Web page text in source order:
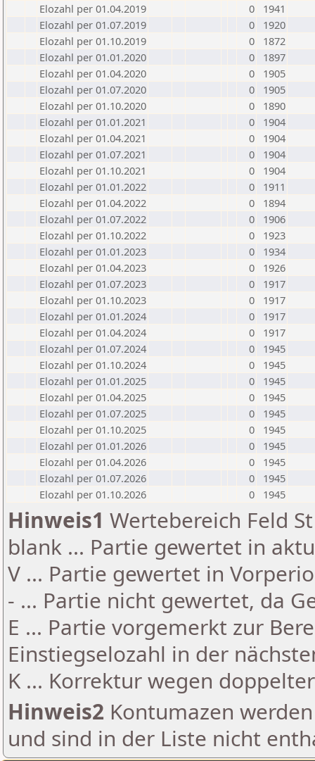
Elozahl per 01.04.2019
0
1941
Elozahl per 01.07.2019
0
1920
Elozahl per 01.10.2019
0
1872
Elozahl per 01.01.2020
0
1897
Elozahl per 01.04.2020
0
1905
Elozahl per 01.07.2020
0
1905
Elozahl per 01.10.2020
0
1890
Elozahl per 01.01.2021
0
1904
Elozahl per 01.04.2021
0
1904
Elozahl per 01.07.2021
0
1904
Elozahl per 01.10.2021
0
1904
Elozahl per 01.01.2022
0
1911
Elozahl per 01.04.2022
0
1894
Elozahl per 01.07.2022
0
1906
Elozahl per 01.10.2022
0
1923
Elozahl per 01.01.2023
0
1934
Elozahl per 01.04.2023
0
1926
Elozahl per 01.07.2023
0
1917
Elozahl per 01.10.2023
0
1917
Elozahl per 01.01.2024
0
1917
Elozahl per 01.04.2024
0
1917
Elozahl per 01.07.2024
0
1945
Elozahl per 01.10.2024
0
1945
Elozahl per 01.01.2025
0
1945
Elozahl per 01.04.2025
0
1945
Elozahl per 01.07.2025
0
1945
Elozahl per 01.10.2025
0
1945
Elozahl per 01.01.2026
0
1945
Elozahl per 01.04.2026
0
1945
Elozahl per 01.07.2026
0
1945
Elozahl per 01.10.2026
0 1945
Hinweis1 Wertebereich Feld
blank ... Partie gewertet in
V ... Partie gewertet in
- ... Partie nicht gewertet, da
E ... Partie vorgemerkt zur
Einstiegselozahl in der
K ... Korrektur wegen
Hinweis2 Kontumazen
und sind in der Liste nicht